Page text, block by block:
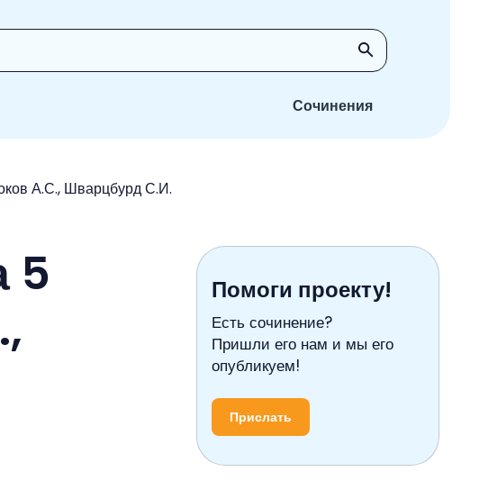
Сочинения
А.С., Шварцбурд С.И.
5
Помоги проекту!
Есть сочинение?
Пришли его нам и мы его
опубликуем!
Прислать